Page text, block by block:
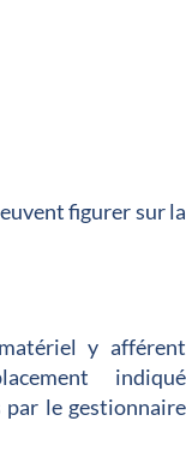
figurer sur la
y afférent
indiqué
le gestionnaire